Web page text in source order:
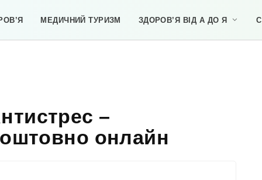
МЕДИЧНИЙ ТУРИЗМ ЗДОРОВ’Я ВІД А ДО Я
–
онлайн